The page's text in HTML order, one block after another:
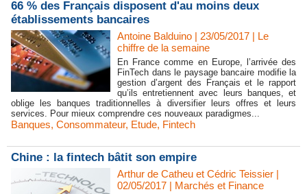
66 % des Français disposent d'au moins deux
établissements bancaires
Antoine Balduino | 23/05/2017 | Le
chiffre de la semaine
En France comme en Europe, l’arrivée des
FinTech dans le paysage bancaire modifie la
gestion d’argent des Français et le rapport
qu’ils entretiennent avec leurs banques, et
oblige les banques traditionnelles à diversifier leurs offres et leurs
services. Pour mieux comprendre ces nouveaux paradigmes...
Banques, Consommateur, Etude, Fintech
Chine : la fintech bâtit son empire
Arthur de Catheu et Cédric Teissier |
02/05/2017 | Marchés et Finance